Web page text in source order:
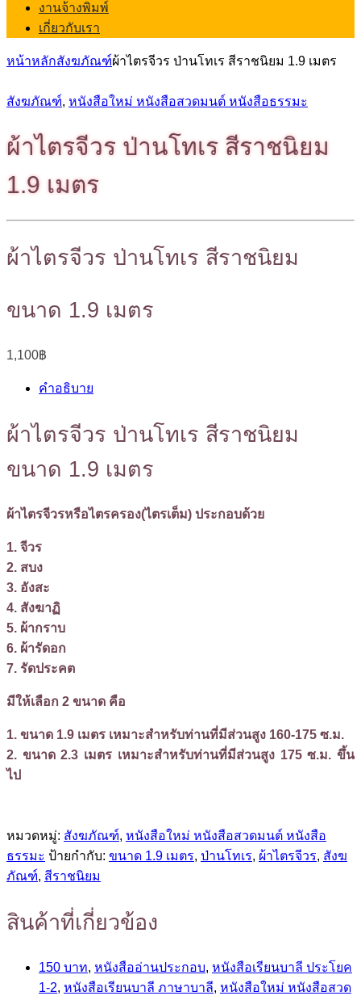
งานจ้างพิมพ์
เกี่ยวกับเรา
หน้าหลักสังฆภัณฑ์ผ้าไตรจีวร ป่านโทเร สีราชนิยม 1.9 เมตร
สังฆภัณฑ์, หนังสือใหม่ หนังสือสวดมนต์ หนังสือธรรมะ
ผ้าไตรจีวร ป่านโทเร สีราชนิยม
1.9 เมตร
ผ้าไตรจีวร ป่านโทเร สีราชนิยม
ขนาด 1.9 เมตร
1,100฿
คำอธิบาย
ผ้าไตรจีวร ป่านโทเร สีราชนิยม
ขนาด 1.9 เมตร
ผ้าไตรจีวรหรือไตรครอง(ไตรเต็ม) ประกอบด้วย
1. จีวร
2. สบง
3. อังสะ
4. สังฆาฏิ
5. ผ้ากราบ
6. ผ้ารัดอก
7. รัดประคต
มีให้เลือก 2 ขนาด คือ
1. ขนาด 1.9 เมตร เหมาะสำหรับท่านที่มีส่วนสูง 160-175 ซ.ม.
2. ขนาด 2.3 เมตร เหมาะสำหรับท่านที่มีส่วนสูง 175 ซ.ม. ขึ้น
ไป
หมวดหมู่: สังฆภัณฑ์, หนังสือใหม่ หนังสือสวดมนต์ หนังสือ
ธรรมะ ป้ายกำกับ: ขนาด 1.9 เมตร, ป่านโทเร, ผ้าไตรจีวร, สังฆ
ภัณฑ์, สีราชนิยม
สินค้าที่เกี่ยวข้อง
150 บาท, หนังสืออ่านประกอบ, หนังสือเรียนบาลี ประโยค
1-2, หนังสือเรียนบาลี ภาษาบาลี, หนังสือใหม่ หนังสือสวด